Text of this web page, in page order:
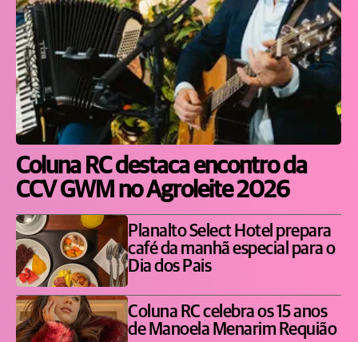
Coluna RC destaca encontro da
CCV GWM no Agroleite 2026
Planalto Select Hotel prepara
café da manhã especial para o
Dia dos Pais
Coluna RC celebra os 15 anos
de Manoela Menarim Requião